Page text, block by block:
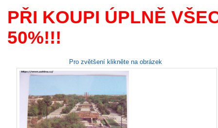
PŘI KOUPI ÚPLNĚ
50%!!!
Pro zvětšení klikněte na obrázek